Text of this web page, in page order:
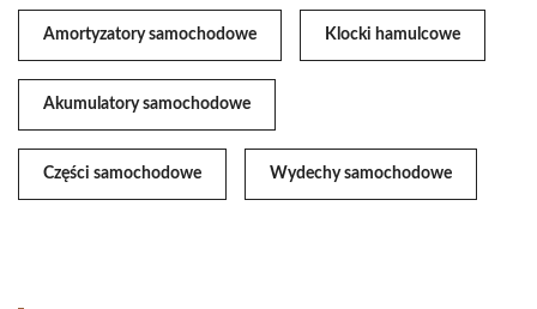
Amortyzatory samochodowe Klocki hamulcowe
Akumulatory samochodowe
Części samochodowe Wydechy samochodowe